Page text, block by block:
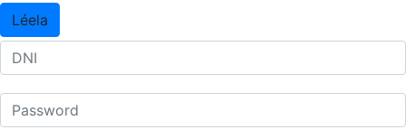
Activitats Socials
Conferencias e Inspirational Talks
Calendario de Actividades Sociales
Léela